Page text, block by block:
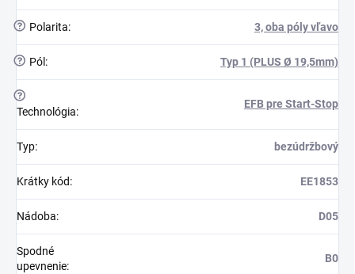
? Polarita: 3, oba póly vľavo
? Pól : Typ 1 (PLUS Ø 19,5mm)
?
Technológia:
EFB pre Start-Stop
Typ: bezúdržbový
Krátky kód: EE1853
Nádoba: D05
Spodné
upevnenie:
B0